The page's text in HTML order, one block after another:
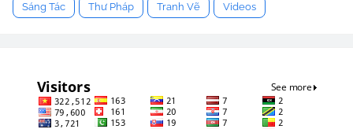
Sáng Tác Thư Pháp Tranh Vẽ Videos